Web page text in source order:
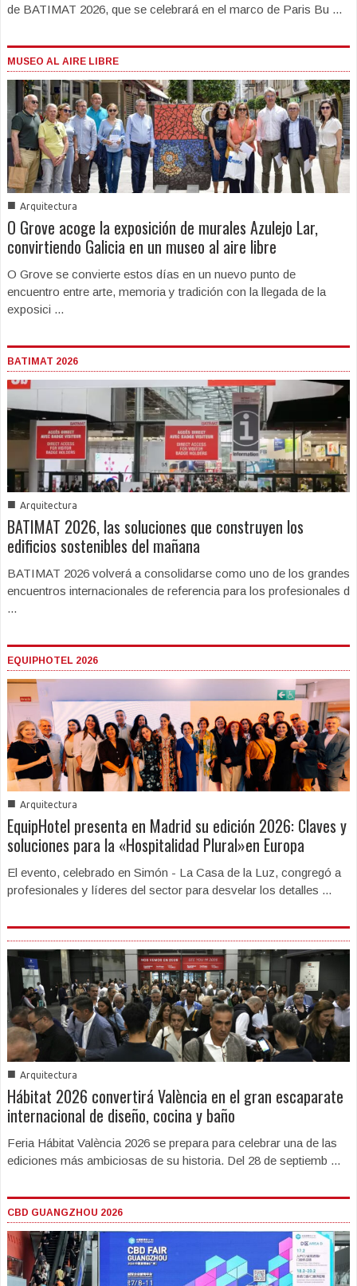
de BATIMAT 2026, que se celebrará en el marco de Paris Bu ...
MUSEO AL AIRE LIBRE
■ Arquitectura
O Grove acoge la exposición de murales Azulejo Lar,
convirtiendo Galicia en un museo al aire libre
O Grove se convierte estos días en un nuevo punto de
encuentro entre arte, memoria y tradición con la llegada de la
exposici ...
BATIMAT 2026
■ Arquitectura
BATIMAT 2026, las soluciones que construyen los
edificios sostenibles del mañana
BATIMAT 2026 volverá a consolidarse como uno de los grandes
encuentros internacionales de referencia para los profesionales d
...
EQUIPHOTEL 2026
■ Arquitectura
EquipHotel presenta en Madrid su edición 2026: Claves y
soluciones para la «Hospitalidad Plural»en Europa
El evento, celebrado en Simón - La Casa de la Luz, congregó a
profesionales y líderes del sector para desvelar los detalles ...
■ Arquitectura
Hábitat 2026 convertirá València en el gran escaparate
internacional de diseño, cocina y baño
Feria Hábitat València 2026 se prepara para celebrar una de las
ediciones más ambiciosas de su historia. Del 28 de septiemb ...
CBD GUANGZHOU 2026